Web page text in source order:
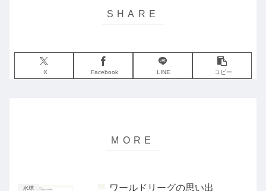
X Facebook LINE コピー
水球 ワールドリーグの思い出